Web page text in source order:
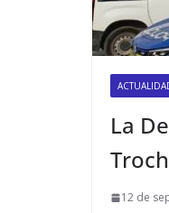
La
12 de